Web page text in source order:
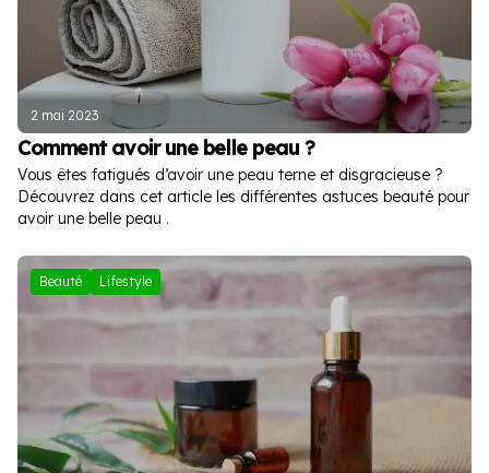
2 mai 2023
Comment avoir une belle peau ?
Vous êtes fatigués d’avoir une peau terne et disgracieuse ?
Découvrez dans cet article les différentes astuces beauté pour
avoir une belle peau .
Beauté Lifestyle